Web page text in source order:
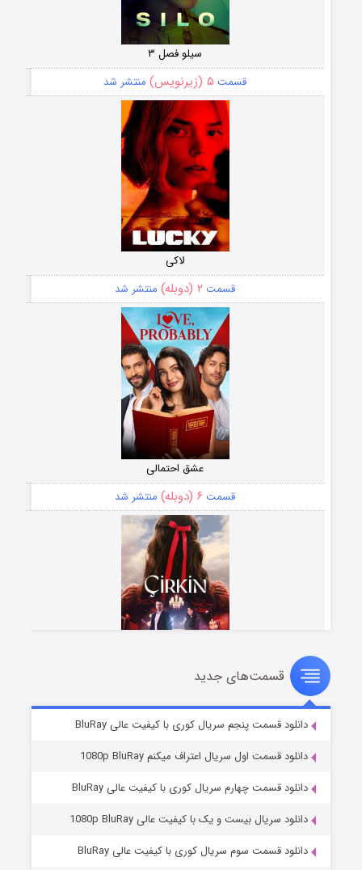
سیلو فصل ۳
قسمت ۵ (زیرنویس) منتشر شد
لاکی
قسمت ۲ (دوبله) منتشر شد
عشق احتمالی
قسمت ۶ (دوبله) منتشر شد
سریال زشت
قسمت۵ (زیرنویس) منتشر شد
قسمت‌های جدید
دانلود قسمت پنجم سریال کوری با کیفیت عالی BluRay
دانلود قسمت اول سریال اعتراف میکنم 1080p BluRay
دانلود قسمت چهارم سریال کوری با کیفیت عالی BluRay
دانلود سریال بیست و یک با کیفیت عالی 1080p BluRay
دانلود قسمت سوم سریال کوری با کیفیت عالی BluRay